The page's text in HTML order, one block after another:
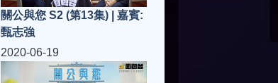
關公與您 S2 (第13集) | 嘉賓:
甄志強
2020-06-19